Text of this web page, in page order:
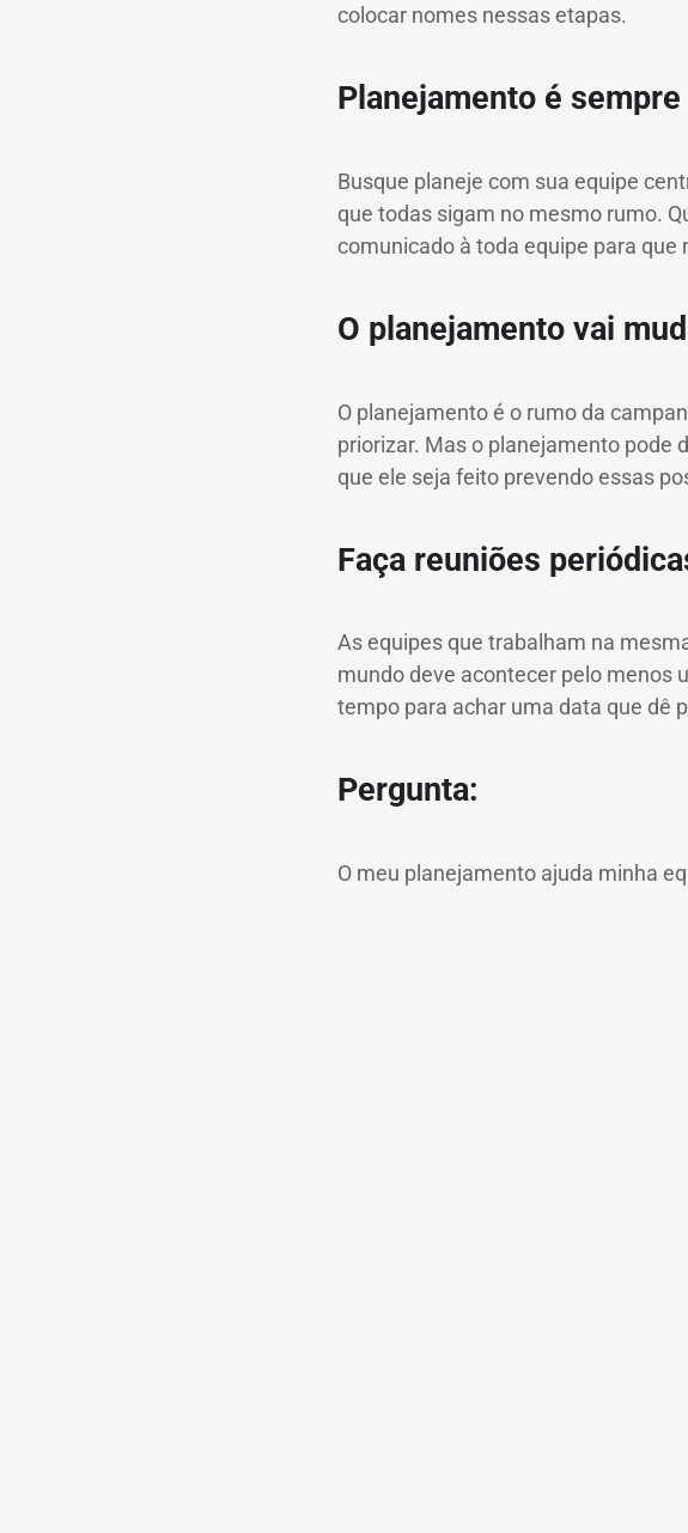
colocar nomes nessas etapas.
Planejamento é
Busque planeje com sua equipe
que todas sigam no mesmo rumo.
comunicado à toda equipe para que
O planejamento vai
O planejamento é o rumo da
priorizar. Mas o planejamento pode
que ele seja feito prevendo essas
Faça reuniões
As equipes que trabalham na
mundo deve acontecer pelo menos
tempo para achar uma data que dê
Pergunta:
O meu planejamento ajuda minha